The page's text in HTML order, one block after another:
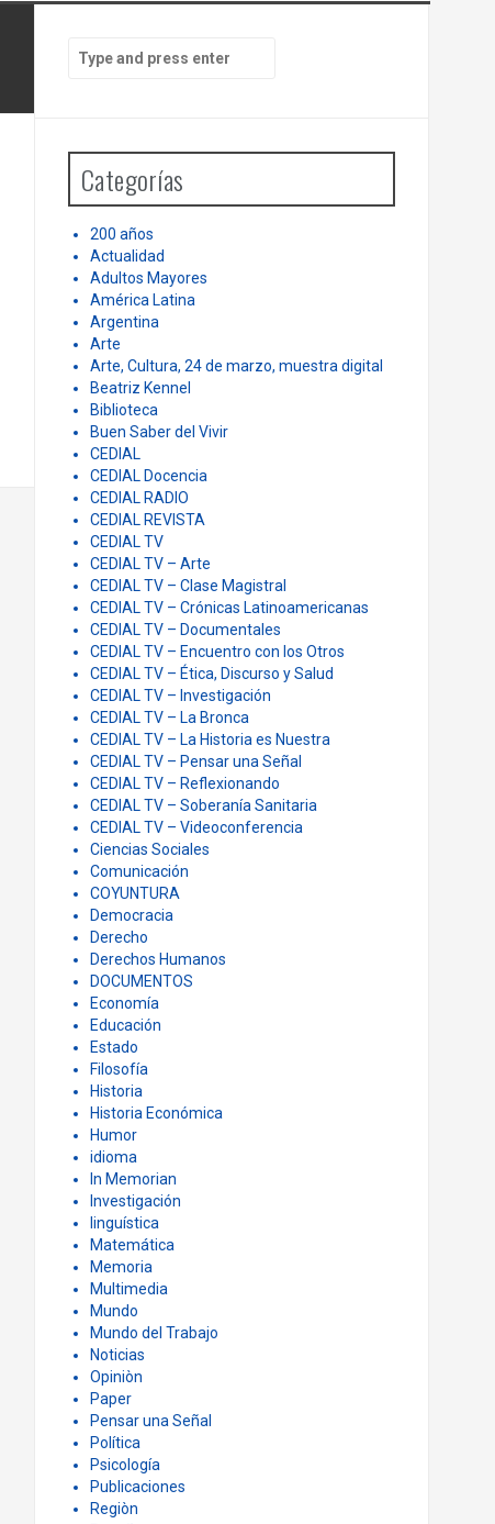
Cuando España tuvo hambre, la
h
o
Categorías
200 años
Actualidad
Adultos Mayores
América Latina
Argentina
Arte
Arte, Cultura, 24 de marzo, muestra digital
Beatriz Kennel
Biblioteca
Buen Saber del Vivir
CEDIAL
CEDIAL Docencia
CEDIAL RADIO
CEDIAL REVISTA
CEDIAL TV
CEDIAL TV – Arte
CEDIAL TV – Clase Magistral
CEDIAL TV – Crónicas Latinoamericanas
CEDIAL TV – Documentales
CEDIAL TV – Encuentro con los Otros
CEDIAL TV – Ética, Discurso y Salud
CEDIAL TV – Investigación
CEDIAL TV – La Bronca
CEDIAL TV – La Historia es Nuestra
CEDIAL TV – Pensar una Señal
CEDIAL TV – Reflexionando
CEDIAL TV – Soberanía Sanitaria
CEDIAL TV – Videoconferencia
Ciencias Sociales
Comunicación
COYUNTURA
Democracia
Derecho
Derechos Humanos
DOCUMENTOS
Economía
Educación
Estado
Filosofía
Historia
Historia Económica
Humor
idioma
In Memorian
Investigación
linguística
Matemática
Memoria
Multimedia
Mundo
Mundo del Trabajo
Noticias
Opiniòn
Paper
Pensar una Señal
Política
Psicología
Publicaciones
Regiòn